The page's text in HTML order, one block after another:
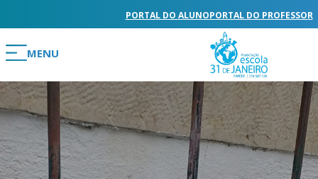
PORTAL DO ALUNOPORTAL DO PROFESSOR
MENU